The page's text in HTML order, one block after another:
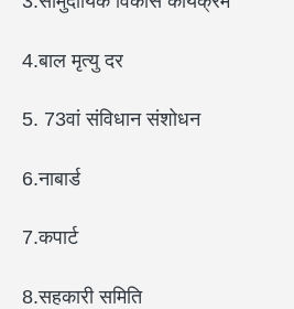
4.बाल मृत्यु दर
5. 73वां संविधान संशोधन
6.नाबार्ड
7.कपार्ट
8.सहकारी समिति